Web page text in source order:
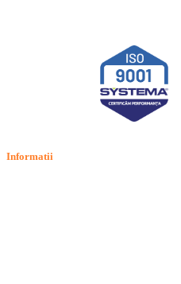
Informatii